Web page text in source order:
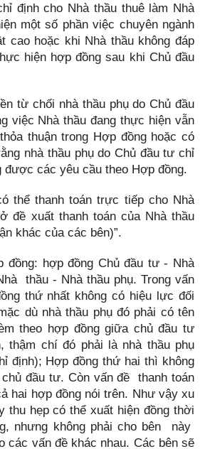
định cho Nhà thầu thuê làm Nhà
một số phần việc chuyên ngành
cao hoặc khi Nhà thầu không đáp
hiện hợp đồng sau khi Chủ đầu
từ chối nhà thầu phụ do Chủ đầu
việc Nhà thầu đang thực hiện vẫn
thuận trong Hợp đồng hoặc có
nhà thầu phụ do Chủ đầu tư chỉ
được các yêu cầu theo Hợp đồng.
thể thanh toán trực tiếp cho Nhà
đề xuất thanh toán của Nhà thầu
khác của các bên)”.
hợp đồng Chủ đầu tư - Nhà
thầu - Nhà thầu phụ. Trong vấn
thứ nhất không có hiệu lực đối
dù nhà thầu phụ đó phải có tên
theo hợp đồng giữa chủ đầu tư
thậm chí đó phải là nhà thầu phụ
định); Hợp đồng thứ hai thì không
đầu tư. Còn vấn đề thanh toán
hai hợp đồng nói trên. Như vậy xu
thu hẹp có thể xuất hiện đồng thời
nhưng không phải cho bên này
các vấn đề khác nhau. Các bên sẽ